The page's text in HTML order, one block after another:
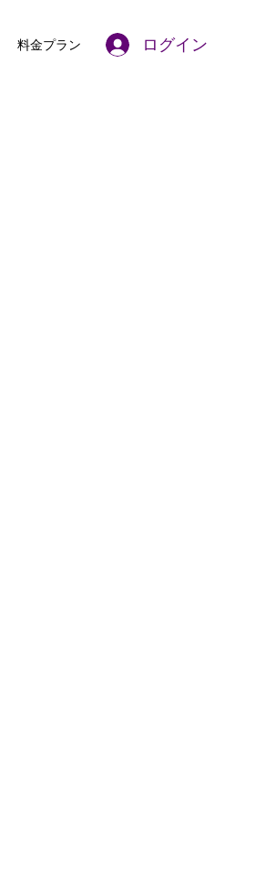
料金プラン ログイン